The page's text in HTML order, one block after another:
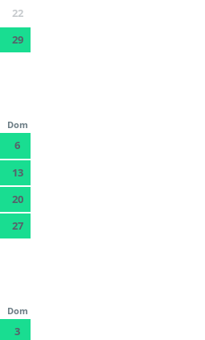
22
29
Dom
6
13
20
27
Dom
3